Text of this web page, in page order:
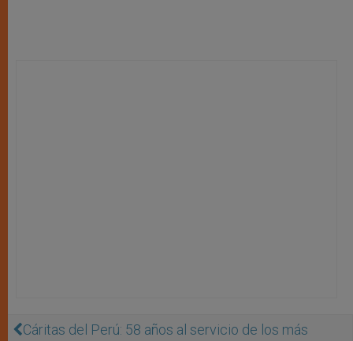
Cáritas del Perú: 58 años al servicio de los más